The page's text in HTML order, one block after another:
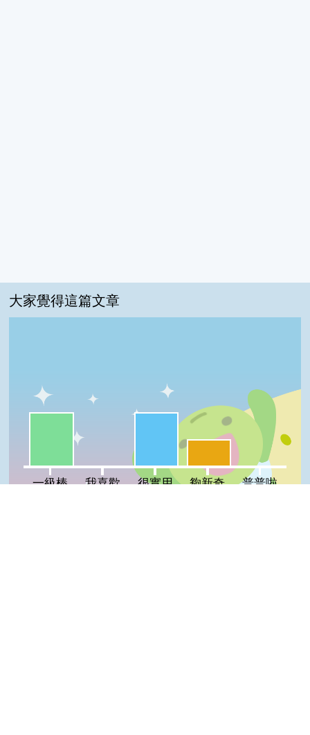
大家覺得這篇文章
我喜歡:0%
很實用:40%
夠新奇:20%
普普啦:0%
一級棒 我喜歡 很實用 夠新奇 普普啦